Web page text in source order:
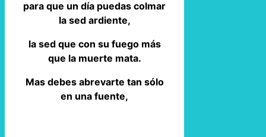
para que un día puedas colmar
la sed ardiente,
la sed que con su fuego más
que la muerte mata.
Mas debes abrevarte tan sólo
en una fuente,